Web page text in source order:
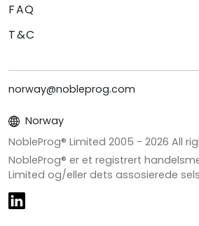
FAQ
T&C
norway@nobleprog.com
Norway
NobleProg® Limited 2005 - 2026 All
NobleProg® er et registrert
Limited og/eller dets assosierede